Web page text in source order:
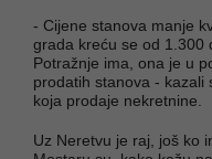
- Cijene stanova manje
grada kreću se od 1.300
Potražnje ima, ona je u
prodatih stanova - kazali
koja prodaje nekretnine.
Uz Neretvu je raj, još ko